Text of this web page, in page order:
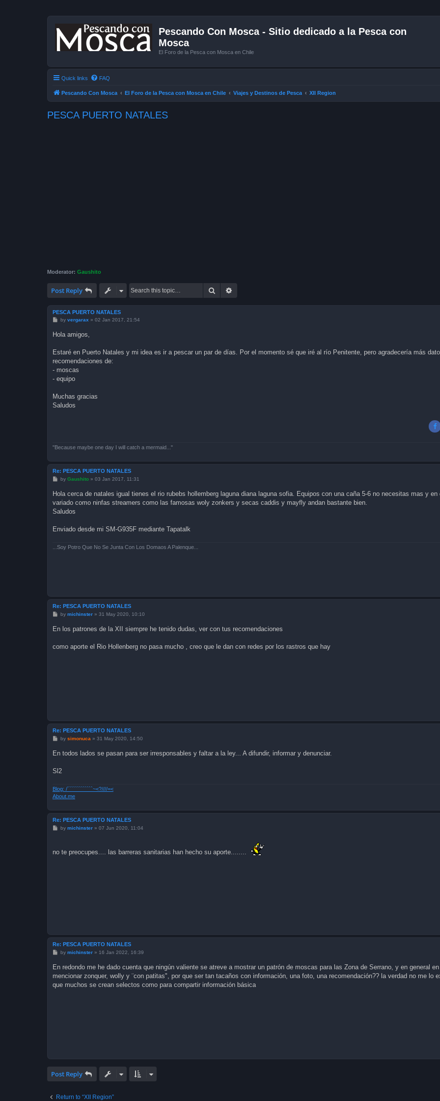
Pescando Con Mosca - Sitio dedicado a la Pesca con
Mosca
El Foro de la Pesca con Mosca en Chile
Quick links FAQ
Pescando Con Mosca El Foro de la Pesca con Mosca en Chile Viajes y Destinos de Pesca XII Region
PESCA PUERTO NATALES
Moderator: Gaushito
Post Reply Search
PESCA PUERTO NATALES
P
t
by vergarax» 02 Jan 2017, 21:54
Hola amigos,
Estaré en Puerto Natales y mi idea es ir a pescar un par de días. Por el momento sé que iré al río Penitente, pero agradecería más
recomendaciones de:
- moscas
- equipo
Muchas gracias
Saludos
"Because maybe one day I will catch a mermaid..."
Re: PESCA PUERTO NATALES
P
t
by Gaushito» 03 Jan 2017, 11:31
Hola cerca de natales igual tienes el rio rubebs hollemberg laguna diana laguna sofia. Equipos con una caña 5-6 no necesitas mas y
variado como ninfas streamers como las famosas woly zonkers y secas caddis y mayfly andan bastante bien.
Saludos
Enviado desde mi SM-G935F mediante Tapatalk
...Soy Potro Que No Se Junta Con Los Domaos A Palenque...
Re: PESCA PUERTO NATALES
P
t
by michinster» 31 May 2020, 10:10
En los patrones de la XII siempre he tenido dudas, ver con tus recomendaciones
como aporte el Rio Hollenberg no pasa mucho , creo que le dan con redes por los rastros que hay
Re: PESCA PUERTO NATALES
P
t
by simonuca » 31 May 2020, 14:50
En todos lados se pasan para ser irresponsables y faltar a la ley... A difundir, informar y denunciar.
Sl2
Blog: /`````````````~<?////=<
About.me
Re: PESCA PUERTO NATALES
Pby michinster» 07 Jun 2020, 11:04
no te preocupes.... las barreras sanitarias han hecho su aporte........
Re: PESCA PUERTO NATALES
P
t
by michinster» 16 Jan 2022, 16:39
En redondo me he dado cuenta que ningún valiente se atreve a mostrar un patrón de moscas para las Zona de Serrano, y en general
mencionar zonquer, wolly y ¨con patitas", por que ser tan tacaños con información, una foto, una recomendación?? la verdad no me lo
que muchos se crean selectos como para compartir información básica
Post Reply
Return to “XII Region”